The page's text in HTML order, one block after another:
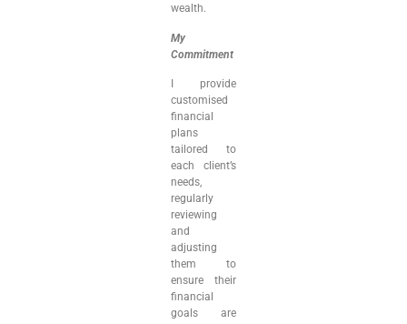
wealth.
My
Commitment
I provide
customised
financial
plans
tailored to
each client’s
needs,
regularly
reviewing
and
adjusting
them to
ensure their
financial
goals are